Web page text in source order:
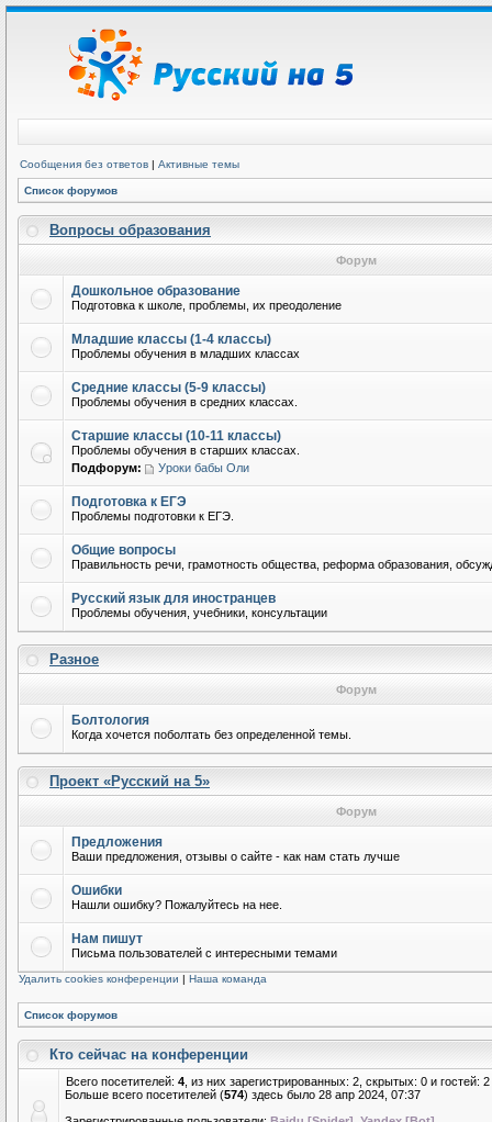
Сообщения без ответов | Активные темы
Список форумов
Вопросы образования
Форум
Дошкольное образование
Подготовка к школе, проблемы, их преодоление
Младшие классы (1-4 классы)
Проблемы обучения в младших классах
Средние классы (5-9 классы)
Проблемы обучения в средних классах.
Старшие классы (10-11 классы)
Проблемы обучения в старших классах.
Подфорум:
Уроки бабы Оли
Подготовка к ЕГЭ
Проблемы подготовки к ЕГЭ.
Общие вопросы
Правильность речи, грамотность общества, реформа образования,
Русский язык для иностранцев
Проблемы обучения, учебники, консультации
Разное
Форум
Болтология
Когда хочется поболтать без определенной темы.
Проект «Русский на 5»
Форум
Предложения
Ваши предложения, отзывы о сайте - как нам стать лучше
Ошибки
Нашли ошибку? Пожалуйтесь на нее.
Нам пишут
Письма пользователей с интересными темами
Удалить cookies конференции | Наша команда
Список форумов
Кто сейчас на конференции
Всего посетителей: 4 , из них зарегистрированных: 2, скрытых: 0 и
Больше всего посетителей (574) здесь было 28 апр 2024, 07:37